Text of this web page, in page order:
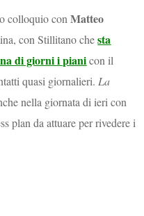
colloquio conMatteo
con Stillitano chesta
di giorni i pianicon il
quasi giornalieri. La
nella giornata di ieri con
plan da attuare per rivedere i